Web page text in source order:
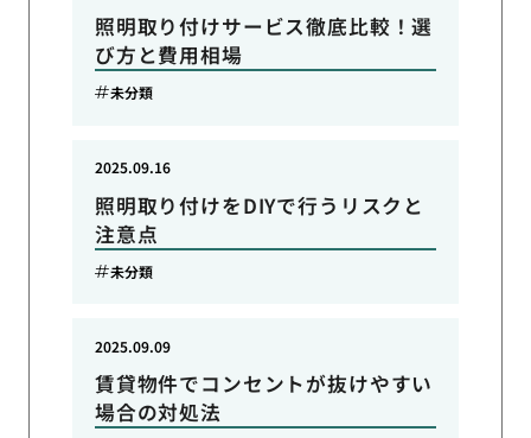
照明取り付けサービス徹底比較！選
び方と費用相場
未分類
照明取り付けをDIYで行うリスクと
注意点
2025.09.16
未分類
賃貸物件でコンセントが抜けやすい
場合の対処法
2025.09.09